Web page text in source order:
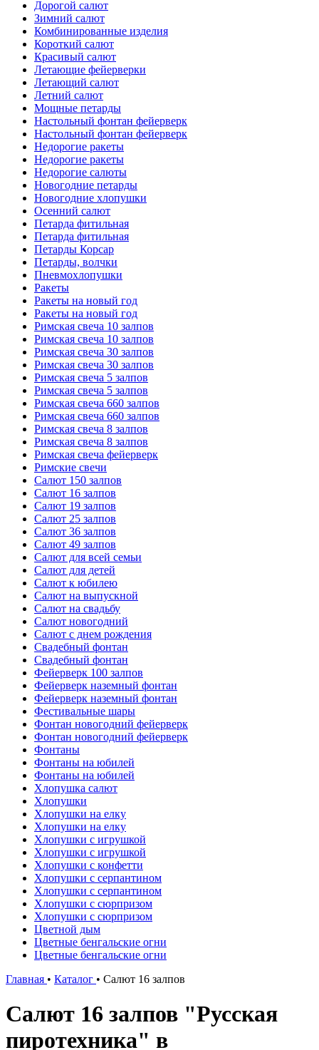
Дорогой салют
Зимний салют
Комбинированные изделия
Короткий салют
Красивый салют
Летающие фейерверки
Летающий салют
Летний салют
Мощные петарды
Настольный фонтан фейерверк
Настольный фонтан фейерверк
Недорогие ракеты
Недорогие ракеты
Недорогие салюты
Новогодние петарды
Новогодние хлопушки
Осенний салют
Петарда фитильная
Петарда фитильная
Петарды Корсар
Петарды, волчки
Пневмохлопушки
Ракеты
Ракеты на новый год
Ракеты на новый год
Римская свеча 10 залпов
Римская свеча 10 залпов
Римская свеча 30 залпов
Римская свеча 30 залпов
Римская свеча 5 залпов
Римская свеча 5 залпов
Римская свеча 660 залпов
Римская свеча 660 залпов
Римская свеча 8 залпов
Римская свеча 8 залпов
Римская свеча фейерверк
Римские свечи
Салют 150 залпов
Салют 16 залпов
Салют 19 залпов
Салют 25 залпов
Салют 36 залпов
Салют 49 залпов
Салют для всей семьи
Салют для детей
Салют к юбилею
Салют на выпускной
Салют на свадьбу
Салют новогодний
Салют с днем рождения
Свадебный фонтан
Свадебный фонтан
Фейерверк 100 залпов
Фейерверк наземный фонтан
Фейерверк наземный фонтан
Фестивальные шары
Фонтан новогодний фейерверк
Фонтан новогодний фейерверк
Фонтаны
Фонтаны на юбилей
Фонтаны на юбилей
Хлопушка салют
Хлопушки
Хлопушки на елку
Хлопушки на елку
Хлопушки с игрушкой
Хлопушки с игрушкой
Хлопушки с конфетти
Хлопушки с серпантином
Хлопушки с серпантином
Хлопушки с сюрпризом
Хлопушки с сюрпризом
Цветной дым
Цветные бенгальские огни
Цветные бенгальские огни
Главная • Каталог • Салют 16 залпов
Салют 16 залпов "Русская
пиротехника" в